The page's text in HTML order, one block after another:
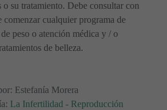
o su tratamiento. Debe consultar con
comenzar cualquier programa de
peso o atención médica y / o
de belleza.
Estefanía Morera
La Infertilidad - Reproducción